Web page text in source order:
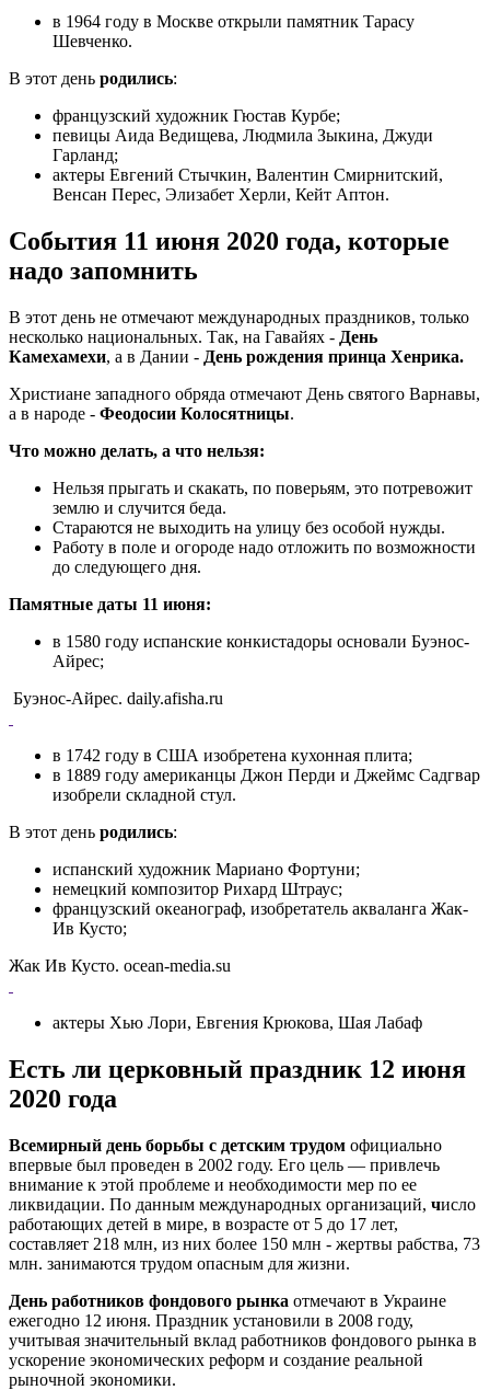
в 1964 году в Москве открыли памятник Тарасу
Шевченко.
В этот день родились:
французский художник Гюстав Курбе;
певицы Аида Ведищева, Людмила Зыкина, Джуди
Гарланд;
актеры Евгений Стычкин, Валентин Смирнитский,
Венсан Перес, Элизабет Херли, Кейт Аптон.
События 11 июня 2020 года, которые
надо запомнить
В этот день не отмечают международных праздников, только
несколько национальных. Так, на Гавайях - День
Камехамехи, а в Дании - День рождения принца Хенрика.
Христиане западного обряда отмечают День святого Варнавы,
а в народе - Феодосии Колосятницы.
Что можно делать, а что нельзя:
Нельзя прыгать и скакать, по поверьям, это потревожит
землю и случится беда.
Стараются не выходить на улицу без особой нужды.
Работу в поле и огороде надо отложить по возможности
до следующего дня.
Памятные даты 11 июня:
в 1580 году испанские конкистадоры основали Буэнос-
Айрес;
Буэнос-Айрес. daily.afisha.ru
в 1742 году в США изобретена кухонная плита;
в 1889 году американцы Джон Перди и Джеймс Садгвар
изобрели складной стул.
В этот день родились:
испанский художник Мариано Фортуни;
немецкий композитор Рихард Штраус;
французский океанограф, изобретатель акваланга Жак-
Ив Кусто;
Жак Ив Кусто. ocean-media.su
актеры Хью Лори, Евгения Крюкова, Шая Лабаф
Есть ли церковный праздник 12 июня
2020 года
Всемирный день борьбы с детским трудом официально
впервые был проведен в 2002 году. Его цель — привлечь
внимание к этой проблеме и необходимости мер по ее
ликвидации. По данным международных организаций, число
работающих детей в мире, в возрасте от 5 до 17 лет,
составляет 218 млн, из них более 150 млн - жертвы рабства, 73
млн. занимаются трудом опасным для жизни.
День работников фондового рынка отмечают в Украине
ежегодно 12 июня. Праздник установили в 2008 году,
учитывая значительный вклад работников фондового рынка в
ускорение экономических реформ и создание реальной
рыночной экономики.